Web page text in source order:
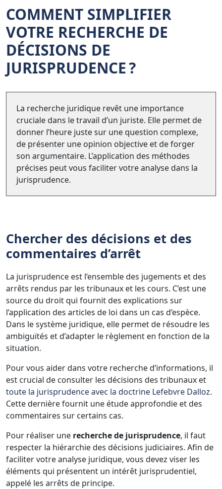
COMMENT SIMPLIFIER
VOTRE RECHERCHE DE
DÉCISIONS DE
JURISPRUDENCE ?
La recherche juridique revêt une importance
cruciale dans le travail d’un juriste. Elle permet de
donner l’heure juste sur une question complexe,
de présenter une opinion objective et de forger
son argumentaire. L’application des méthodes
précises peut vous faciliter votre analyse dans la
jurisprudence.
Chercher des décisions et des
commentaires d’arrêt
La jurisprudence est l’ensemble des jugements et des
arrêts rendus par les tribunaux et les cours. C’est une
source du droit qui fournit des explications sur
l’application des articles de loi dans un cas d’espèce.
Dans le système juridique, elle permet de résoudre les
ambiguïtés et d’adapter le règlement en fonction de la
situation.
Pour vous aider dans votre recherche d’informations, il
est crucial de consulter les décisions des tribunaux et
toute la jurisprudence avec la doctrine Lefebvre Dalloz.
Cette dernière fournit une étude approfondie et des
commentaires sur certains cas.
Pour réaliser une recherche de jurisprudence, il faut
respecter la hiérarchie des décisions judiciaires. Afin de
faciliter votre analyse juridique, vous devez viser les
éléments qui présentent un intérêt jurisprudentiel,
appelé les arrêts de principe.